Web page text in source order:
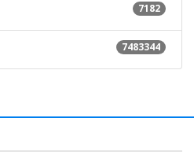
7182
7483344